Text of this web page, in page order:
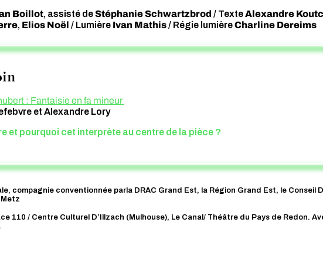
Boillot, assisté deStéphanie Schwartzbrod/ TexteAlexandre
, Elios Noël / Lumière Ivan Mathis/ Régie lumièreCharline Dereims
: Fantaisie en fa mineur
et Alexandre Lory
et pourquoi cet interprète au centre de la pièce ?
compagnie conventionnée parla DRAC Grand Est, la Région Grand Est, le Conseil
Metz
110 / Centre Culturel D’Illzach (Mulhouse), Le Canal/ Théâtre du Pays de Redon.